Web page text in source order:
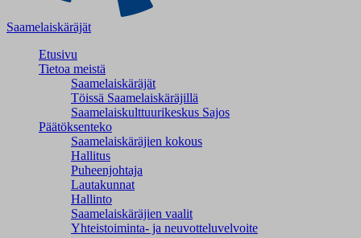
Saamelaiskäräjät
Etusivu
Tietoa meistä
Saamelaiskäräjät
Töissä Saamelaiskäräjillä
Saamelaiskulttuuri­keskus Sajos
Päätöksenteko
Saamelaiskäräjien kokous
Hallitus
Puheenjohtaja
Lautakunnat
Hallinto
Saamelaiskäräjien vaalit
Yhteistoiminta- ja neuvotteluvelvoite